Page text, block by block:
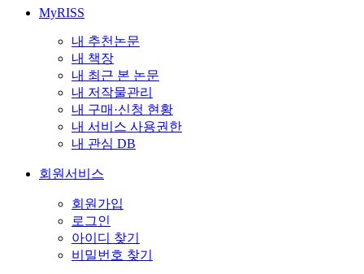
MyRISS
내 추천논문
내 책장
내 최근 본 논문
내 저작물관리
내 구매·신청 현황
내 서비스 사용권한
내 관심 DB
회원서비스
회원가입
로그인
아이디 찾기
비밀번호 찾기